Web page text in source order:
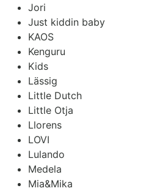
Jori
Just kiddin baby
KAOS
Kenguru
Kids
Lässig
Little Dutch
Little Otja
Llorens
LOVI
Lulando
Medela
Mia&Mika